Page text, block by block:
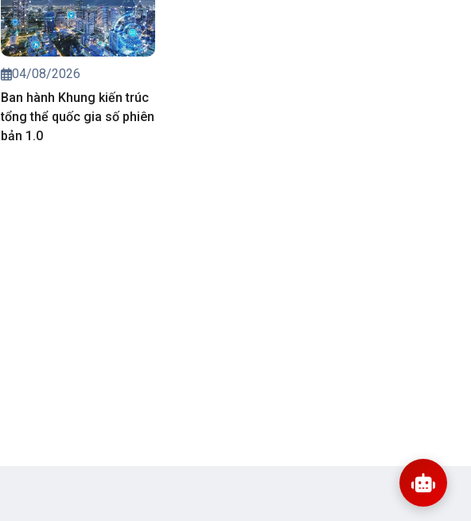
04/08/2026
Ban hành Khung kiến trúc
tổng thể quốc gia số phiên
bản 1.0